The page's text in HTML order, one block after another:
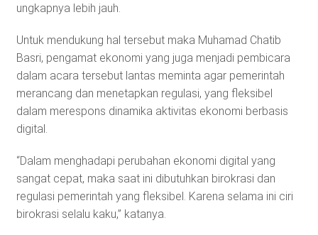
ungkapnya lebih jauh.
Untuk mendukung hal tersebut maka Muhamad Chatib
Basri, pengamat ekonomi yang juga menjadi pembicara
dalam acara tersebut lantas meminta agar pemerintah
merancang dan menetapkan regulasi, yang fleksibel
dalam merespons dinamika aktivitas ekonomi berbasis
digital.
“Dalam menghadapi perubahan ekonomi digital yang
sangat cepat, maka saat ini dibutuhkan birokrasi dan
regulasi pemerintah yang fleksibel. Karena selama ini ciri
birokrasi selalu kaku,” katanya.